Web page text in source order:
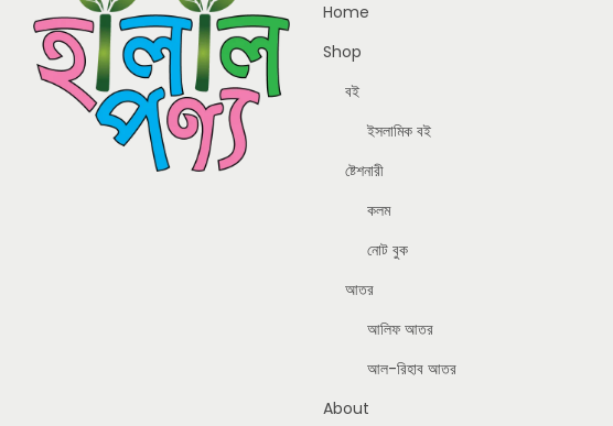
Home
Shop
বই
ইসলামিক বই
ষ্টেশনারী
কলম
নোট বুক
আতর
আলিফ আতর
আল-রিহাব আতর
About